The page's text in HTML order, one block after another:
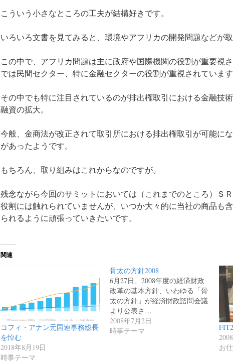
こういう小さなところの工夫が結構好きです。
いろいろ文書を見てみると、環境やアフリカの開発問題などが取
この中で、アフリカ問題は主に政府や国際機関の役割が重要視
では民間セクター、特に金融セクターの役割が重視されています
その中でも特に注目されているのが排出権取引における金融技
融資の拡大。
今般、金商法が改正されて取引所における排出権取引が可能に
があったようです。
もちろん、取り組みはこれからなのですが。
残念ながら今回のサミットにおいては（これまでのところ）Ｓ
役割には触れられていませんが、いつか大々的に当社の商品も
られるように頑張っていきたいです。
関連
コフィ・アナン元国連事務総長
を悼む
2018年8月19日
時事テーマ
骨太の方針2008
6月27日、2008年度の経済財政
改革の基本方針、いわゆる「骨
太の方針」が経済財政諮問会議
より公表さ…
2008年7月2日
時事テーマ
お